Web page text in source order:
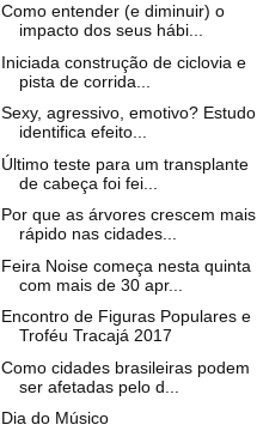
Como entender (e diminuir) o
impacto dos seus hábi...
Iniciada construção de ciclovia e
pista de corrida...
Sexy, agressivo, emotivo? Estudo
identifica efeito...
Último teste para um transplante
de cabeça foi fei...
Por que as árvores crescem mais
rápido nas cidades...
Feira Noise começa nesta quinta
com mais de 30 apr...
Encontro de Figuras Populares e
Troféu Tracajá 2017
Como cidades brasileiras podem
ser afetadas pelo d...
Dia do Músico